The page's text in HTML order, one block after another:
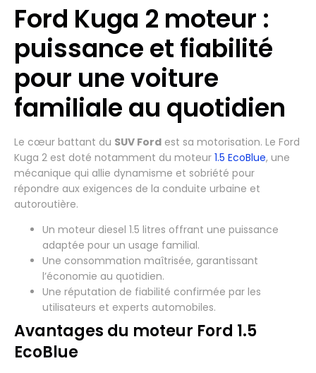
Ford Kuga 2 moteur :
puissance et fiabilité
pour une voiture
familiale au quotidien
Le cœur battant du SUV Ford est sa motorisation. Le Ford
Kuga 2 est doté notamment du moteur 1.5 EcoBlue, une
mécanique qui allie dynamisme et sobriété pour
répondre aux exigences de la conduite urbaine et
autoroutière.
Un moteur diesel 1.5 litres offrant une puissance
adaptée pour un usage familial.
Une consommation maîtrisée, garantissant
l’économie au quotidien.
Une réputation de fiabilité confirmée par les
utilisateurs et experts automobiles.
Avantages du moteur Ford 1.5
EcoBlue